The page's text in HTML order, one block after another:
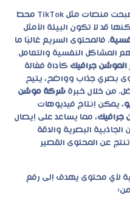
في عالم المحتوى الرقمي السريع، أصبحت منصات مثل TikTok محط
قد لا تكون البيئة الأمثل
. فالمحتوى السريع غالبًا ما
المشاكل النفسية والتعامل
الموشن جرافيك كأداة فعّالة
بصري جذاب وواضح، يتيح
من خلال خبرة شركة موشن
، يمكن إنتاج فيديوهات
جرافيك، مما يساعد على إيصال
البصرية والدقة
عن المحتوى القصير
لأي محتوى يهدف إلى رفع